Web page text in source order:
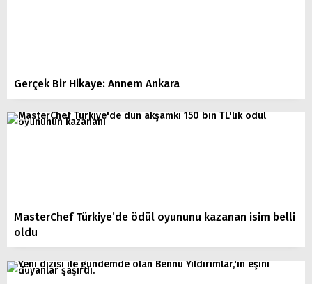
Gerçek Bir Hikaye: Annem Ankara
MasterChef Türkiye’de ödül oyununu kazanan isim belli
oldu